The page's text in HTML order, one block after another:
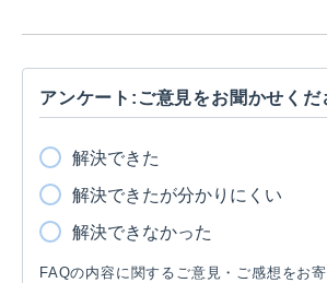
アンケート:ご意見をお聞かせくだ
解決できた
解決できたが分かりにくい
解決できなかった
FAQの内容に関するご意見・ご感想をお寄